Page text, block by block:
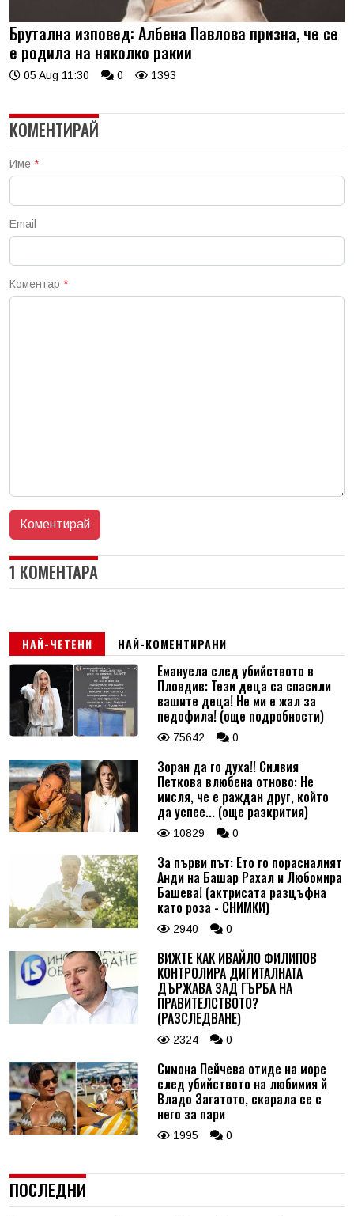
Брутална изповед: Албена Павлова призна, че се
е родила на няколко ракии
05 Aug 11:30 0 1393
КОМЕНТИРАЙ
Име *
Email
Коментар *
1 КОМЕНТАРА
НАЙ-ЧЕТЕНИ НАЙ-КОМЕНТИРАНИ
Емануела след убийството в
Пловдив: Тези деца са спасили
вашите деца! Не ми е жал за
педофила! (още подробности)
75642 0
Зоран да го духа!! Силвия
Петкова влюбена отново: Не
мисля, че е раждан друг, който
да успее... (още разкрития)
10829 0
За първи път: Ето го порасналият
Анди на Башар Рахал и Любомира
Башева! (актрисата разцъфна
като роза - СНИМКИ)
2940 0
ВИЖТЕ КАК ИВАЙЛО ФИЛИПОВ
КОНТРОЛИРА ДИГИТАЛНАТА
ДЪРЖАВА ЗАД ГЪРБА НА
ПРАВИТЕЛСТВОТО?
(РАЗСЛЕДВАНЕ)
2324 0
Симона Пейчева отиде на море
след убийството на любимия й
Владо Загатото, скарала се с
него за пари
1995 0
ПОСЛЕДНИ